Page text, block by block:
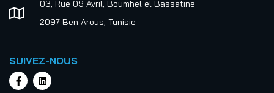
03, Rue 09 Avril, Boumhel el Bassatine
2097 Ben Arous, Tunisie
SUIVEZ-NOUS